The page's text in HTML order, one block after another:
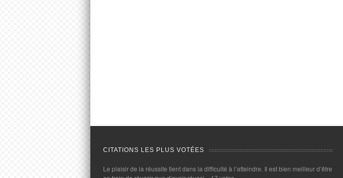
CITATIONS LES PLUS VOTÉES
Le plaisir de la réussite tient dans la difficulté à l’atteindre. Il est bien meilleur d’être